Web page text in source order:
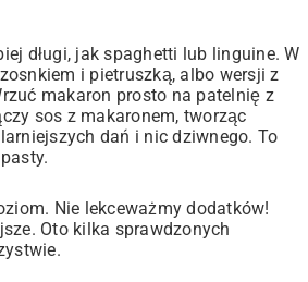
długi, jak spaghetti lub linguine. W
i pietruszką, albo wersji z
makaron prosto na patelnię z
sos z makaronem, tworząc
dań i nic dziwnego. To
Nie lekceważmy dodatków!
Oto kilka sprawdzonych